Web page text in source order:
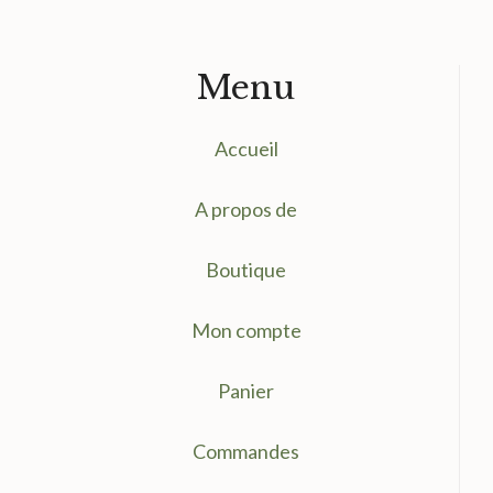
Menu
Accueil
A propos de
Boutique
Mon compte
Panier
Commandes